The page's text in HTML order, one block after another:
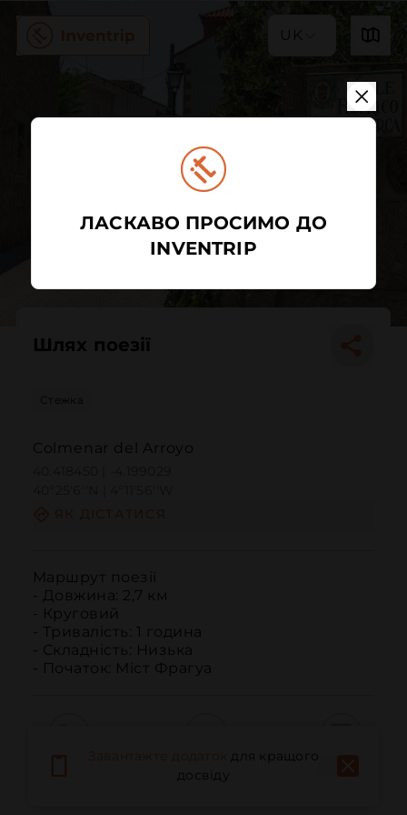
UK
Шлях поезії
Стежка
Colmenar del Arroyo
Маршрут поезії
- Довжина: 2,7 км
- Круговий
- Тривалість: 1 година
- Складність: Низька
- Початок: Міст Фрагуа
Електронна пошта
для кращого
досвіду
ЛАСКАВО ПРОСИМО ДО
INVENTRIP